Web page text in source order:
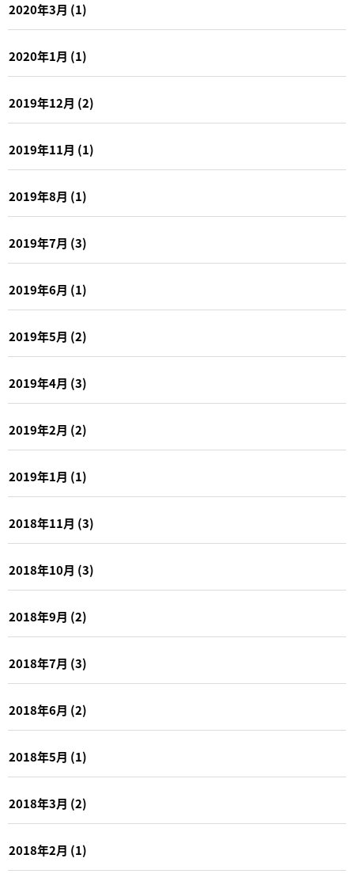
2020年3月 (1)
2020年1月 (1)
2019年12月 (2)
2019年11月 (1)
2019年8月 (1)
2019年7月 (3)
2019年6月 (1)
2019年5月 (2)
2019年4月 (3)
2019年2月 (2)
2019年1月 (1)
2018年11月 (3)
2018年10月 (3)
2018年9月 (2)
2018年7月 (3)
2018年6月 (2)
2018年5月 (1)
2018年3月 (2)
2018年2月 (1)